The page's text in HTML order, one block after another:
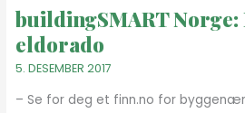
buildingSMART
eldorado
5. DESEMBER 2017
– Se for deg et finn.no for
Et
digitalt
eldorado